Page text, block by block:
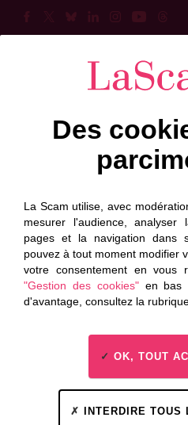
Scam Canada
Inscrivez-vous à
contact
*
*
J'accepte que ces
par la Scam,
Données personnelles. *
Des
La Scam utilise, avec
mesurer l'audience,
pages et la navigation dans
pouvez à tout moment modifier
votre consentement en vous
"Gestion des cookies"en bas
d'avantage, consultez la
OK, TOUT
INTERDIRE TOUS